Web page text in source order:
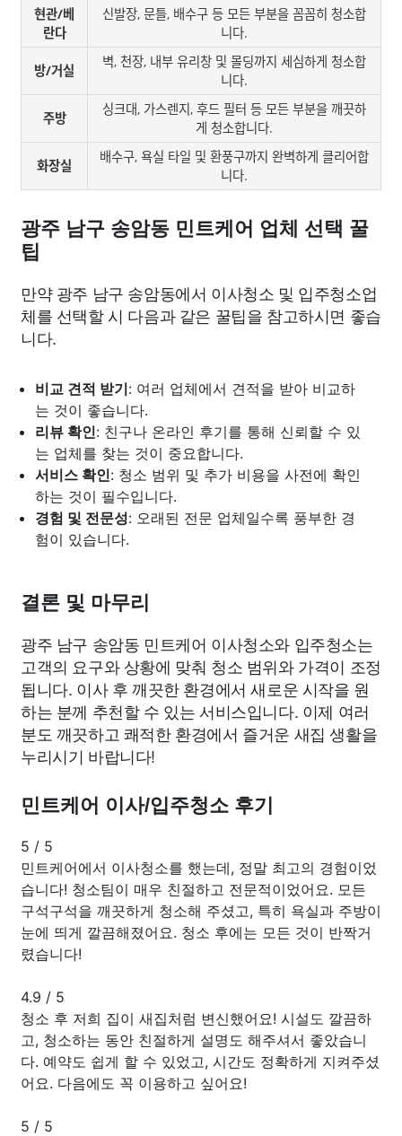
현관/베
란다
신발장, 문틀, 배수구 등 모든 부분을 꼼꼼히 청소합
니다.
방/거실
벽, 천장, 내부 유리창 및 몰딩까지 세심하게 청소합
니다.
주방
싱크대, 가스렌지, 후드 필터 등 모든 부분을 깨끗하
게 청소합니다.
화장실
배수구, 욕실 타일 및 환풍구까지 완벽하게 클리어합
니다.
광주 남구 송암동 민트케어 업체 선택 꿀
팁
만약 광주 남구 송암동에서 이사청소 및 입주청소업
체를 선택할 시 다음과 같은 꿀팁을 참고하시면 좋습
니다.
비교 견적 받기: 여러 업체에서 견적을 받아 비교하
는 것이 좋습니다.
리뷰 확인: 친구나 온라인 후기를 통해 신뢰할 수 있
는 업체를 찾는 것이 중요합니다.
서비스 확인: 청소 범위 및 추가 비용을 사전에 확인
하는 것이 필수입니다.
경험 및 전문성: 오래된 전문 업체일수록 풍부한 경
험이 있습니다.
결론 및 마무리
광주 남구 송암동 민트케어 이사청소와 입주청소는
고객의 요구와 상황에 맞춰 청소 범위와 가격이 조정
됩니다. 이사 후 깨끗한 환경에서 새로운 시작을 원
하는 분께 추천할 수 있는 서비스입니다. 이제 여러
분도 깨끗하고 쾌적한 환경에서 즐거운 새집 생활을
누리시기 바랍니다!
민트케어 이사/입주청소 후기
5 / 5
민트케어에서 이사청소를 했는데, 정말 최고의 경험이었
습니다! 청소팀이 매우 친절하고 전문적이었어요. 모든
구석구석을 깨끗하게 청소해 주셨고, 특히 욕실과 주방이
눈에 띄게 깔끔해졌어요. 청소 후에는 모든 것이 반짝거
렸습니다!
4.9 / 5
청소 후 저희 집이 새집처럼 변신했어요! 시설도 깔끔하
고, 청소하는 동안 친절하게 설명도 해주셔서 좋았습니
다. 예약도 쉽게 할 수 있었고, 시간도 정확하게 지켜주셨
어요. 다음에도 꼭 이용하고 싶어요!
5 / 5